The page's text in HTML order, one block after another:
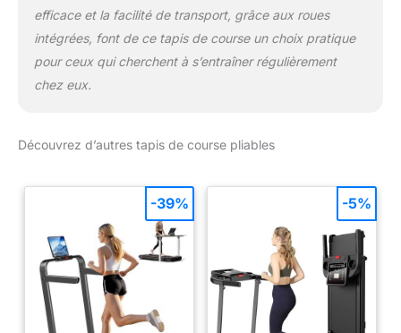
efficace et la facilité de transport, grâce aux roues
intégrées, font de ce tapis de course un choix pratique
pour ceux qui cherchent à s’entraîner régulièrement
chez eux.
Découvrez d’autres tapis de course pliables
-39% -5%